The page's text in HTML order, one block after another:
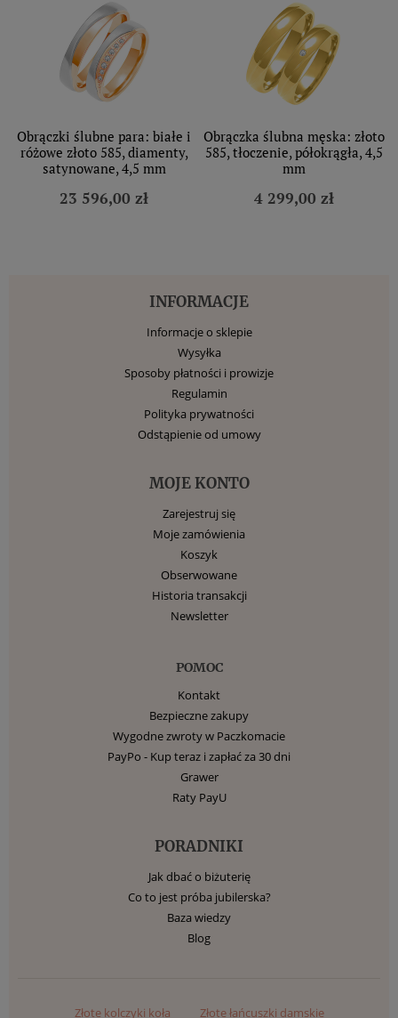
Obrączki ślubne para: białe i
różowe złoto 585, diamenty,
satynowane, 4,5 mm
23 596,00 zł
Obrączka ślubna męska: złoto
585, tłoczenie, półokrągła, 4,5
mm
4 299,00 zł
INFORMACJE
Informacje o sklepie
Wysyłka
Sposoby płatności i prowizje
Regulamin
Polityka prywatności
Odstąpienie od umowy
MOJE KONTO
Zarejestruj się
Moje zamówienia
Koszyk
Obserwowane
Historia transakcji
Newsletter
POMOC
Kontakt
Bezpieczne zakupy
Wygodne zwroty w Paczkomacie
PayPo - Kup teraz i zapłać za 30 dni
Grawer
Raty PayU
PORADNIKI
Jak dbać o biżuterię
Co to jest próba jubilerska?
Baza wiedzy
Blog
Złote kolczyki koła Złote łańcuszki damskie